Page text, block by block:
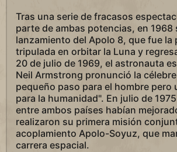
Tras una serie de fracasos
parte de ambas potencias, en 1968
lanzamiento del Apolo 8, que fue la
tripulada en orbitar la Luna y
20 de julio de 1969, el astronauta
Neil Armstrong pronunció la
pequeño paso para el hombre pero
para la humanidad". En julio de
entre ambos países habían
realizaron su primera misión
acoplamiento Apolo-Soyuz, que
carrera espacial.